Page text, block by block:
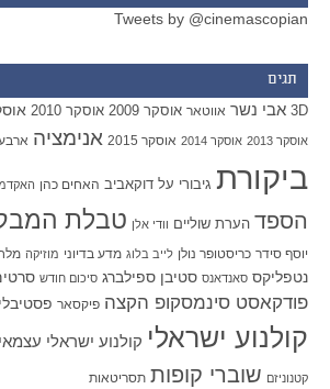
Tweets by @cinemascopian
תגים
3D אבי נשר אווטאר אוסקר 2009 אוסקר 2010 אוסקר
אוסקר 2013 אוסקר 2014 אוסקר 2015 אנימציה
ביקורת גיבורי על דוקאביב האחים כהן
הספד הערת שוליים וודי אלן טבלת
יוסף סידר כריסטופר נולן לייב בלוג מדע בדיוני מוזיקה
נטפליקס סאנדאנס סטיבן ספילברג סיכום חודש
פודקאסט סינמסקופ הקצה פיקסאר
קולנוע ישראלי קולנוע ישראלי עצמאי
קטנוניזם שוברי קופות תסריטאות